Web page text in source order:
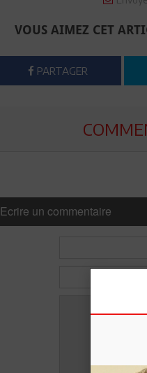
VOUS AIMEZ CET
PARTAGER
Ecrire un commentaire